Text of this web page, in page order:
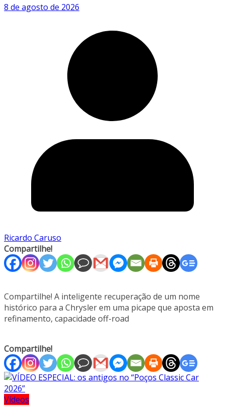
8 de agosto de 2026
Ricardo Caruso
Compartilhe!
Compartilhe! A inteligente recuperação de um nome
histórico para a Chrysler em uma picape que aposta em
refinamento, capacidade off-road
Compartilhe!
Vídeos